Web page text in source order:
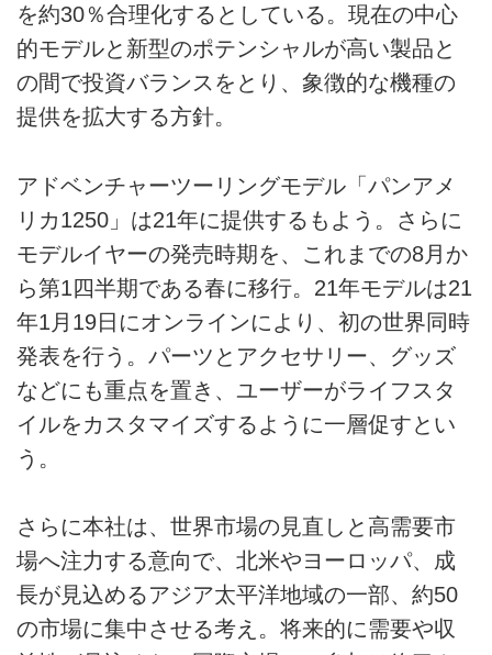
を約30％合理化するとしている。現在の中心
的モデルと新型のポテンシャルが高い製品と
の間で投資バランスをとり、象徴的な機種の
提供を拡大する方針。
アドベンチャーツーリングモデル「パンアメ
リカ1250」は21年に提供するもよう。さらに
モデルイヤーの発売時期を、これまでの8月か
ら第1四半期である春に移行。21年モデルは21
年1月19日にオンラインにより、初の世界同時
発表を行う。パーツとアクセサリー、グッズ
などにも重点を置き、ユーザーがライフスタ
イルをカスタマイズするように一層促すとい
う。
さらに本社は、世界市場の見直しと高需要市
場へ注力する意向で、北米やヨーロッパ、成
長が見込めるアジア太平洋地域の一部、約50
の市場に集中させる考え。将来的に需要や収